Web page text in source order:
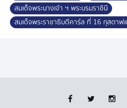
พระบาทสมเด็จพระเจ้าอยู่หัวและส
พระบรมราชินี จะเสด็จพระราชด
จำกัด (มหาชน) เที่ยวบินที่ ทีจี
สมเด็จพระนางเจ้า ฯ พระบรมราชินี
สมเด็จพระราชาธิบดีคาร์ล ที่ 16 กุสตาฟ